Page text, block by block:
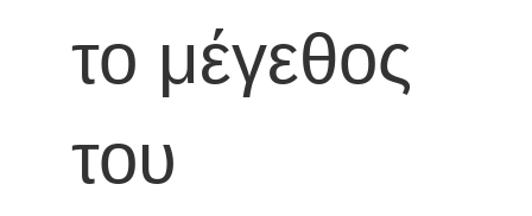
το μέγεθος
του